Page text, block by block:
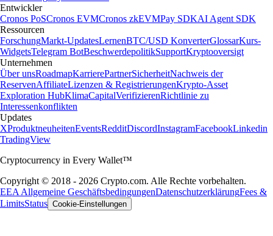
Entwickler
Cronos PoSCronos EVMCronos zkEVMPay SDKAI Agent SDK
Ressourcen
ForschungMarkt-UpdatesLernenBTC/USD KonverterGlossarKurs-
WidgetsTelegram BotBeschwerdepolitikSupportKryptooversigt
Unternehmen
Über unsRoadmapKarrierePartnerSicherheitNachweis der
ReservenAffiliateLizenzen & RegistrierungenKrypto-Asset
Exploration HubKlimaCapitalVerifizierenRichtlinie zu
Interessenkonflikten
Updates
XProduktneuheitenEventsRedditDiscordInstagramFacebookLinkedin
TradingView
Cryptocurrency in Every Wallet™
Copyright © 2018 - 2026 Crypto.com. Alle Rechte vorbehalten.
EEA Allgemeine GeschäftsbedingungenDatenschutzerklärungFees &
LimitsStatus Cookie-Einstellungen